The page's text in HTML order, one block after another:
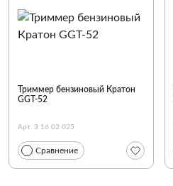
Триммер бензиновый Кратон
GGT-52
Арт. 3 16 02 025
Сравнение